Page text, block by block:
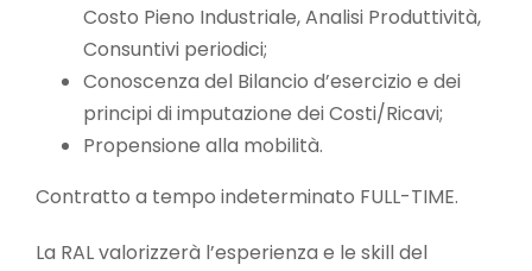
Costo Pieno Industriale, Analisi Produttività,
Consuntivi periodici;
Conoscenza del Bilancio d’esercizio e dei
principi di imputazione dei Costi/Ricavi;
Propensione alla mobilità.
Contratto a tempo indeterminato FULL-TIME.
La RAL valorizzerà l’esperienza e le skill del